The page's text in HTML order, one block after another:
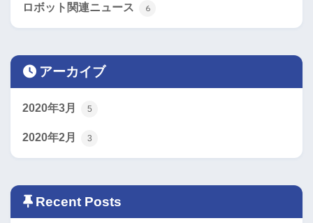
ロボット関連ニュース 6
アーカイブ
2020年3月 5
2020年2月 3
Recent Posts